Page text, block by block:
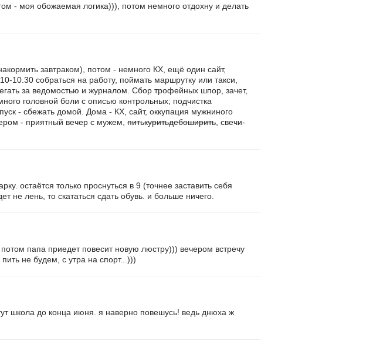
- моя обожаемая логика))), потом немного отдохну и делать
завтраком), потом - немного КХ, ещё один сайт,
10.30 собраться на работу, поймать маршрутку или такси,
за ведомостью и журналом. Сбор трофейных шпор, зачет,
головной боли с описью контрольных; подчистка
- сбежать домой. Дома - КХ, сайт, оккупация мужниного
- приятный вечер с мужем, питькуритьдебоширить , свечи-
остаётся только проснуться в 9 (точнее заставить себя
не лень, то скататься сдать обувь. и больше ничего.
папа приедет повесит новую люстру))) вечером встречу
не будем, с утра на спорт...)))
школа до конца июня. я наверно повешусь! ведь днюха ж